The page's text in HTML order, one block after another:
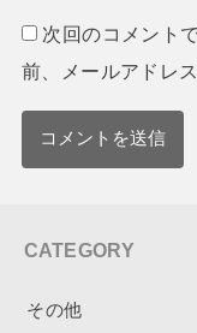
次回のコメント
前、メールアドレ
CATEGORY
その他